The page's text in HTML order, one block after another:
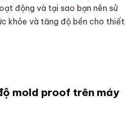
động và tại sao bạn nên sử
khỏe và tăng độ bền cho thiết
mold proof trên máy